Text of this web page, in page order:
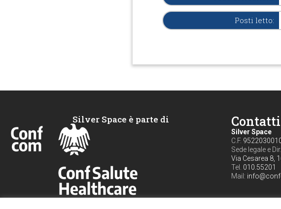
Posti letto:
Silver Space è parte di Contatti
Silver Space
C.F.
Sede legale e
Via Cesarea 8,
Tel. 010.55201
Mail: